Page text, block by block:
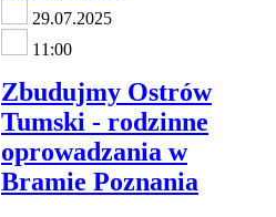
29.07.2025
11:00
Zbudujmy Ostrów
Tumski - rodzinne
oprowadzania w
Bramie Poznania